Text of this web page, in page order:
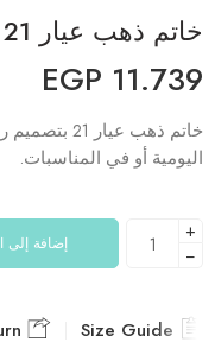
خاتم ذهب عيار 21 بتصميم أنيق ومميز
11.739
EGP
خاتم ذهب
اليومية أو في المناسبات.
+
−
إضافة إلى